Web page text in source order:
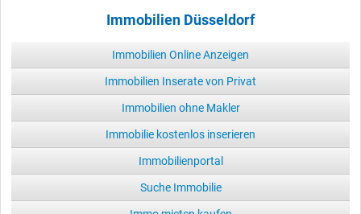
Immobilien Düsseldorf
Immobilien Online Anzeigen
Immobilien Inserate von Privat
Immobilien ohne Makler
Immobilie kostenlos inserieren
Immobilienportal
Suche Immobilie